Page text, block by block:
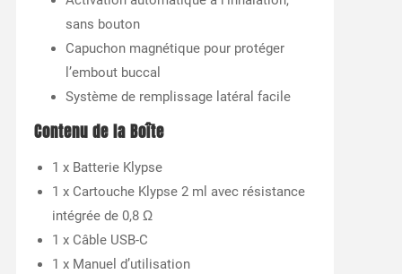
sans bouton
Capuchon magnétique pour protéger
l’embout buccal
Système de remplissage latéral facile
Contenu de la Boîte
1 x Batterie Klypse
1 x Cartouche Klypse 2 ml avec résistance
intégrée de 0,8 Ω
1 x Câble USB-C
1 x Manuel d’utilisation